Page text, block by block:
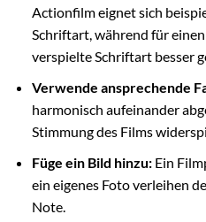
Actionfilm eignet sich
Schriftart, während für
verspielte Schriftart besser
Verwende ansprechende
harmonisch aufeinander
Stimmung des Films
Füge ein Bild hinzu:Ein
ein eigenes Foto verleihen
Note.